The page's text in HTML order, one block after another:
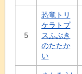
5
恐竜トリ
ケラトプ
スふぶき
のたたか
い